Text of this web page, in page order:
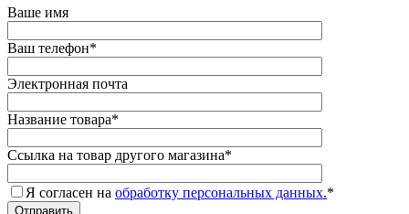
Ваше имя
Ваш телефон*
Электронная почта
Название товара*
Ссылка на товар другого магазина*
Я согласен на обработку персональных данных.*